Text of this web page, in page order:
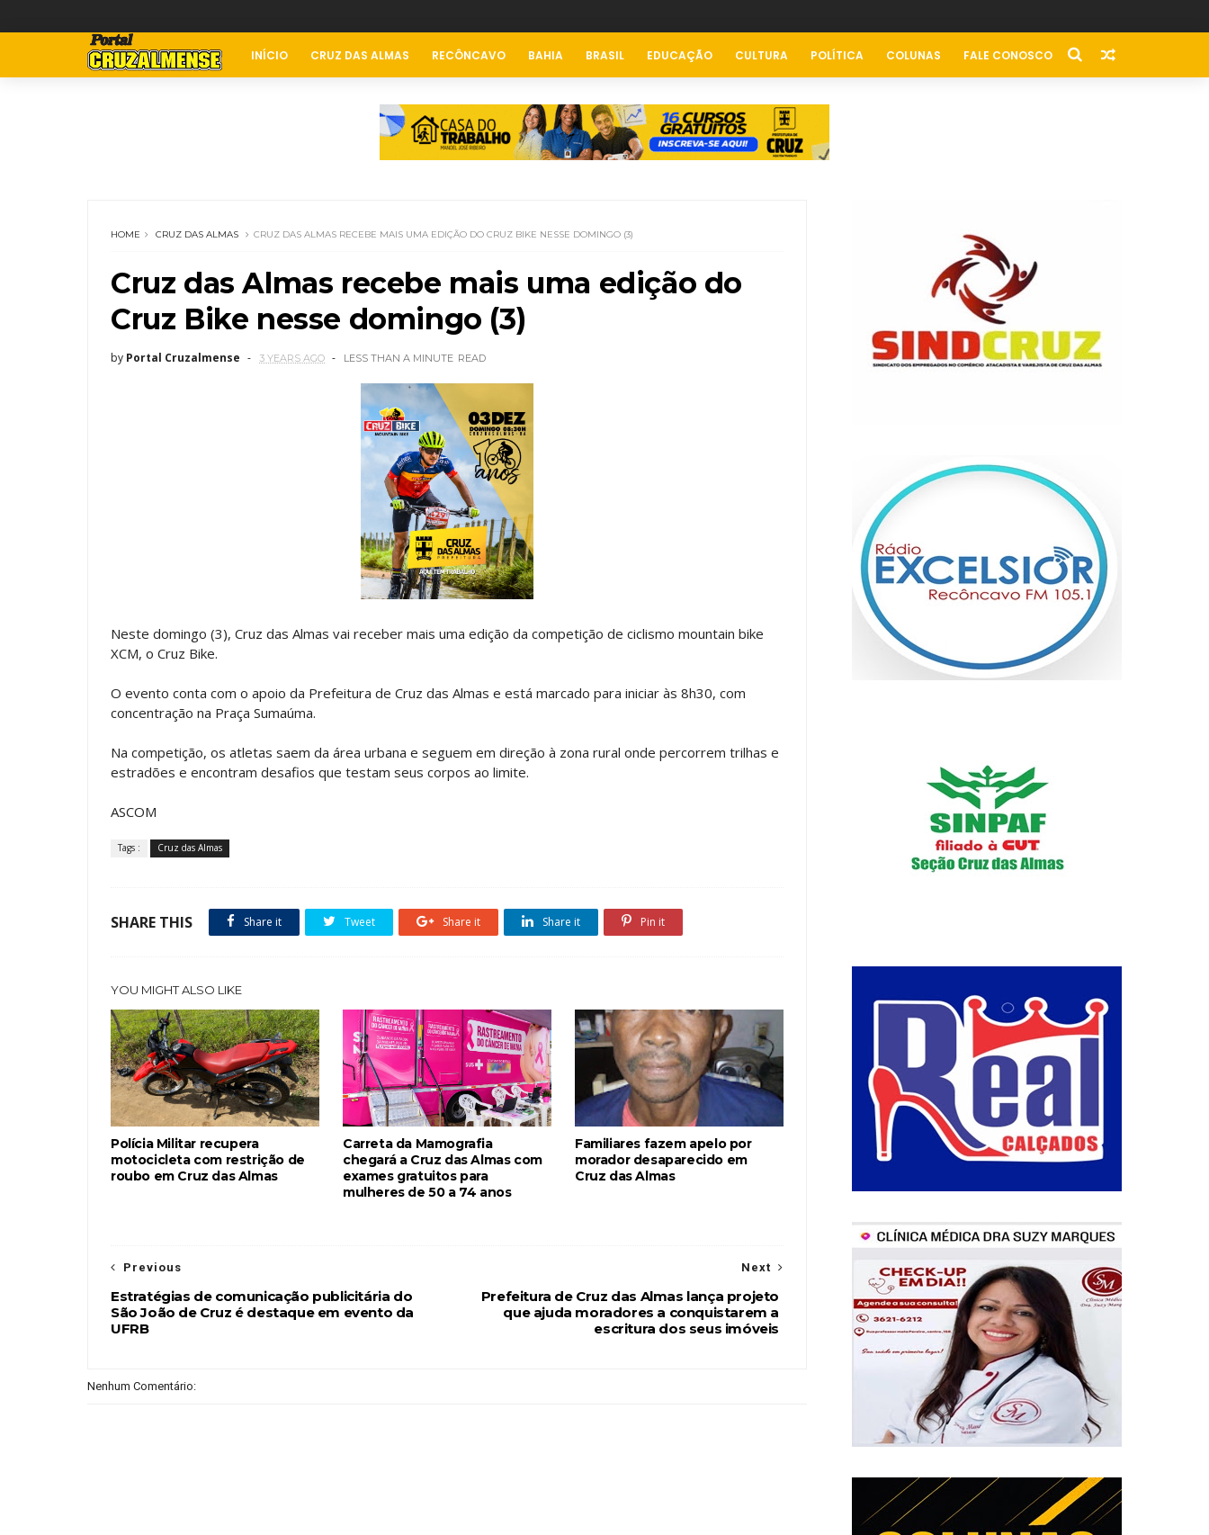
INÍCIO CRUZ DAS ALMAS RECÔNCAVO BAHIA BRASIL EDUCAÇÃO CULTURA POLÍTICA COLUNAS FALE CONOSCO
HOME CRUZ DAS ALMAS CRUZ DAS ALMAS RECEBE MAIS UMA EDIÇÃO DO CRUZ BIKE NESSE DOMINGO (3)
Cruz das Almas recebe mais uma edição do
Cruz Bike nesse domingo (3)
by Portal Cruzalmense 3 YEARS AGO LESS THAN A MINUTE READ
Neste domingo (3), Cruz das Almas vai receber mais uma edição da competição de ciclismo mountain bike
XCM, o Cruz Bike.
O evento conta com o apoio da Prefeitura de Cruz das Almas e está marcado para iniciar às 8h30, com
concentração na Praça Sumaúma.
Na competição, os atletas saem da área urbana e seguem em direção à zona rural onde percorrem trilhas e
estradões e encontram desafios que testam seus corpos ao limite.
ASCOM
Tags : Cruz das Almas
SHARE THIS Share it Tweet Share it Share it Pin it
YOU MIGHT ALSO LIKE
Polícia Militar recupera
motocicleta com restrição de
roubo em Cruz das Almas
Carreta da Mamografia
chegará a Cruz das Almas com
exames gratuitos para
mulheres de 50 a 74 anos
Familiares fazem apelo por
morador desaparecido em
Cruz das Almas
Next
Prefeitura de Cruz das Almas lança projeto
que ajuda moradores a conquistarem a
escritura dos seus imóveis
Previous
Estratégias de comunicação publicitária do
São João de Cruz é destaque em evento da
UFRB
Nenhum Comentário: